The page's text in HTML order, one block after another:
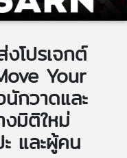
โปรเจกต์
Your
กวาดและ
งมิติใหม่
และผู้คน